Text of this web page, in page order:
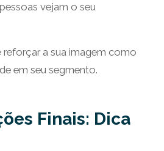
vejam o seu
reforçar a sua imagem como
em seu segmento.
Finais: Dica